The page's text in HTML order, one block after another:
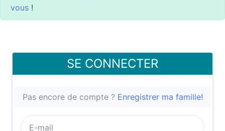
vous !
SE CONNECTER
Pas encore de compte ? Enregistrer ma famille!